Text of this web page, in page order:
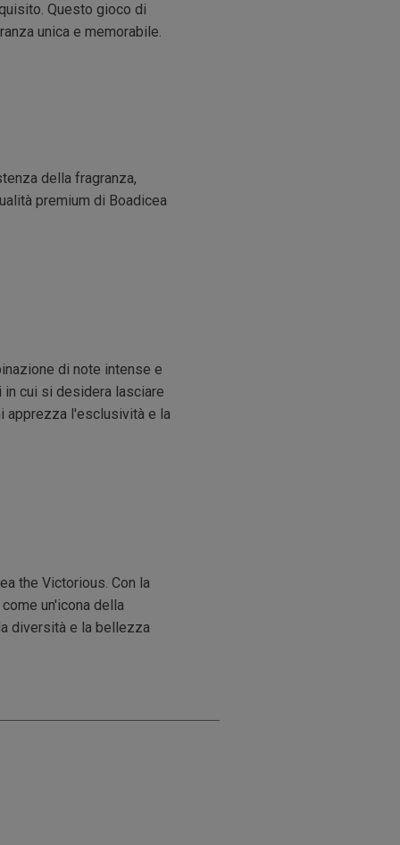
Questo gioco di
unica e memorabile.
della fragranza,
premium di Boadicea
di note intense e
cui si desidera lasciare
apprezza l'esclusività e la
the Victorious. Con la
un'icona della
diversità e la bellezza